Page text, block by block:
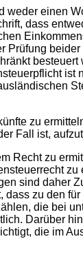
weder einen
dass
Prüfung beider
besteuert
ist
zu
Fall ist,
Recht zu
zu
sind daher
dass zu den für
die bei
Darüber
die im